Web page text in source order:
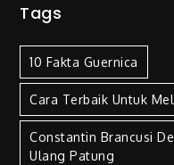
Tags
10 Fakta Guernica
Cara Terbaik Untuk
Constantin Brancusi
Ulang Patung